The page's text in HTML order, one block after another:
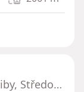
V Zátiší, Zdiby - Zdiby, Středočeský kraj